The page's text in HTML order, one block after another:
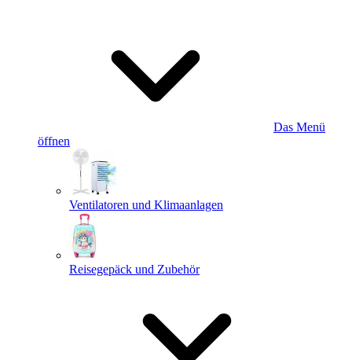
Das Menü
öffnen
Ventilatoren und Klimaanlagen
Reisegepäck und Zubehör